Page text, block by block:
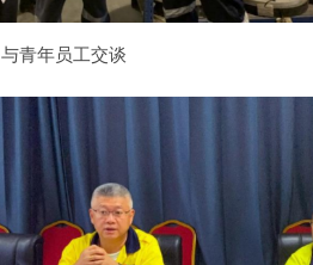
与青年员工交谈